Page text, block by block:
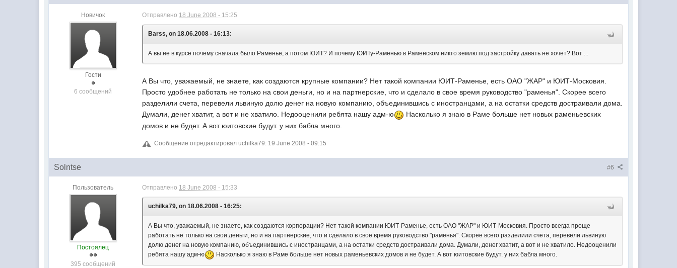
Новичок
Гости
6 сообщений
Отправлено 18 June 2008 - 15:25
Barss, on 18.06.2008 - 16:13:
А вы не в курсе почему сначала было Раменье, а потом ЮИТ? И почему ЮИТу-Раменью в Раменском никто землю под застройку давать не хочет? Вот ...
А Вы что, уважаемый, не знаете, как создаются крупные компании? Нет такой компании ЮИТ-Раменье, есть ОАО "ЖАР" и ЮИТ-Московия.
Просто удобнее работать не только на свои деньги, но и на партнерские, что и сделало в свое время руководство "раменья". Скорее всего
разделили счета, перевели львиную долю денег на новую компанию, объединившись с иностранцами, а на остатки средств достраивали дома.
Думали, денег хватит, а вот и не хватило. Недооценили ребята нашу адм-ю
Насколько я знаю в Раме больше нет новых раменьевских
домов и не будет. А вот юитовские будут. у них бабла много.
Сообщение отредактировал uchilka79: 19 June 2008 - 09:15
#6
Solntse
Пользователь
Постоялец
395 сообщений
Отправлено 18 June 2008 - 15:33
uchilka79, on 18.06.2008 - 16:25:
А Вы что, уважаемый, не знаете, как создаются корпорации? Нет такой компании ЮИТ-Раменье, есть ОАО "ЖАР" и ЮИТ-Московия. Просто всегда проще
работать не только на свои деньги, но и на партнерские, что и сделало в свое время руководство "раменья". Скорее всего разделили счета, перевели львиную
долю денег на новую компанию, объединившись с иностранцами, а на остатки средств достраивали дома. Думали, денег хватит, а вот и не хватило. Недооценили
ребята нашу адм-ю
Насколько я знаю в Раме больше нет новых раменьевских домов и не будет. А вот юитовские будут. у них бабла много.